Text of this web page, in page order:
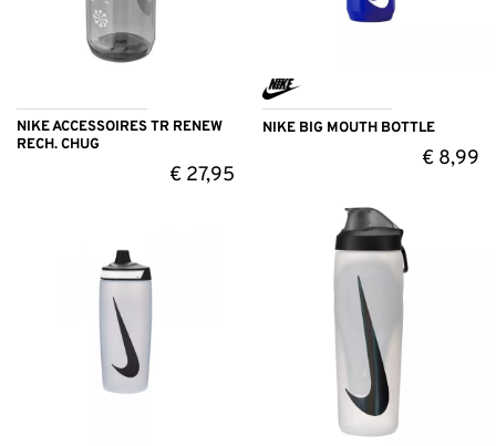
NIKE ACCESSOIRES TR RENEW
RECH. CHUG
€27,95
NIKE BIG MOUTH BOTTLE
€ 8,99